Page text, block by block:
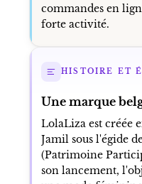
commandes en
forte activité.
HISTOIRE ET
Une marque
LolaLiza est créée
Jamil sous l'égide
(Patrimoine
son lancement,